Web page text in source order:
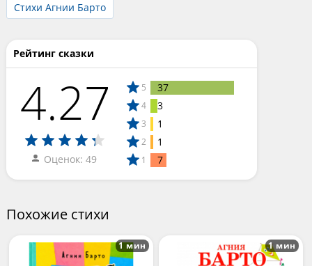
Стихи Агнии Барто
Рейтинг сказки
4.27
Оценок: 49
5 37
4 3
3 1
2 1
1 7
Похожие стихи
1 мин 1 мин